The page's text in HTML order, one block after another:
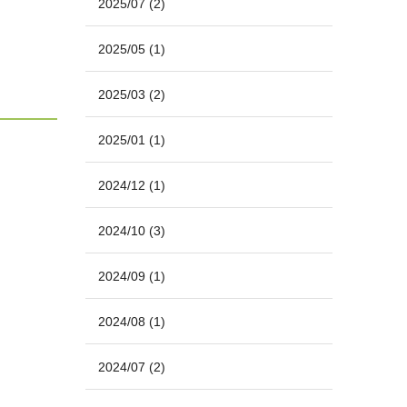
2025/07 (2)
2025/05 (1)
2025/03 (2)
2025/01 (1)
2024/12 (1)
2024/10 (3)
2024/09 (1)
2024/08 (1)
2024/07 (2)